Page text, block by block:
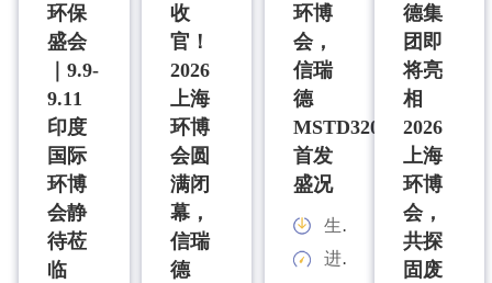
环保
盛会
｜9.9-
9.11
印度
国际
环博
会静
待莅
临
收
官！
2026
上海
环博
会圆
满闭
幕，
信瑞
德
环博
会，
信瑞
德
MSTD320
首发
盛况
生产能力：
进料规格：
德集
团即
将亮
相
2026
上海
环博
会，
共探
固废